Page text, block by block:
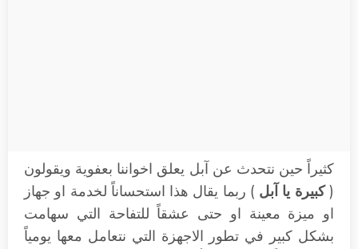
كثيراً حين نتحدث عن آبل يعلق اخواننا بعفوية ويقولون
(كبيرة يا آبل ) ربما يقال هذا استحساناً لخدمة او جهاز
او ميزة معينة او حتى عشقاً للتفاحة التي سهامت
بشكل كبير في تطور الاجهزة التي نتعامل معها يومياً